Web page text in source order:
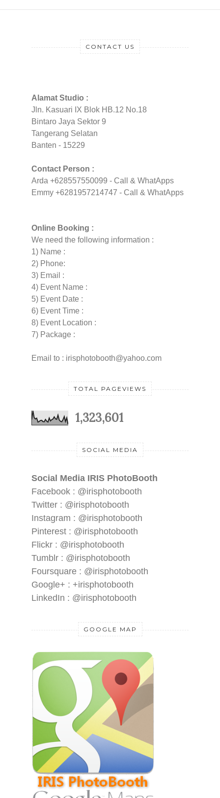
CONTACT US
Alamat Studio :
Jln. Kasuari IX Blok HB.12 No.18
Bintaro Jaya Sektor 9
Tangerang Selatan
Banten - 15229
Contact Person :
Arda +628557550099 - Call & WhatApps
Emmy +6281957214747 - Call & WhatApps
Online Booking :
We need the following information :
1) Name :
2) Phone:
3) Email :
4) Event Name :
5) Event Date :
6) Event Time :
8) Event Location :
7) Package :
Email to : irisphotobooth@yahoo.com
TOTAL PAGEVIEWS
1,323,601
SOCIAL MEDIA
Social Media IRIS PhotoBooth
Facebook : @irisphotobooth
Twitter : @irisphotobooth
Instagram : @irisphotobooth
Pinterest : @irisphotobooth
Flickr : @irisphotobooth
Tumblr : @irisphotobooth
Foursquare : @irisphotobooth
Google+ : +irisphotobooth
LinkedIn : @irisphotobooth
GOOGLE MAP